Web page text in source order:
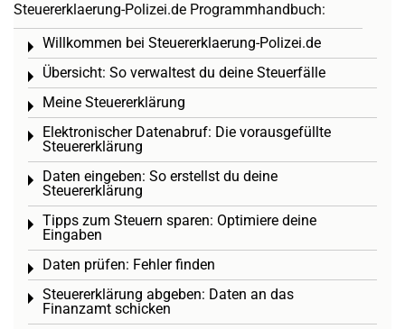
Steuererklaerung-Polizei.de Programmhandbuch:
Willkommen bei Steuererklaerung-Polizei.de
Toggle menu
Übersicht: So verwaltest du deine Steuerfälle
Toggle menu
Meine Steuererklärung
Toggle menu
Elektronischer Datenabruf: Die vorausgefüllte
Steuererklärung
Toggle menu
Daten eingeben: So erstellst du deine
Steuererklärung
Toggle menu
Tipps zum Steuern sparen: Optimiere deine
Eingaben
Toggle menu
Daten prüfen: Fehler finden
Toggle menu
Steuererklärung abgeben: Daten an das
Finanzamt schicken
Toggle menu